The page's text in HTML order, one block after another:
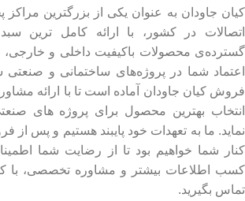
کیان جاودان به عنوان یکی از بزرگترین
اتصالات در کشور، با ارائه کامل ترین
گسترده‌‌ی محصولات باکیفیت داخلی و خارجی،
اعتماد شما در پروژه‌های ساختمانی و
فروش کیان جاودان آماده است تا با ارائه
انتخاب بهترین محصول برای پروژه های
نماید. ما به تعهدات خود پایبند هستیم و پس از
کنار شما خواهیم بود تا از رضایت شما
کسب اطلاعات بیشتر و مشاوره تخصصی، با
تماس بگیرید.